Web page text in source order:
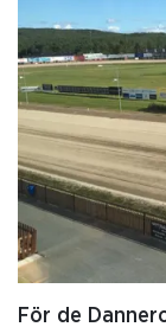
För de